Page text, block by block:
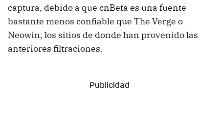
captura, debido a que cnBeta es una fuente
bastante menos confiable que The Verge o
Neowin, los sitios de donde han provenido las
anteriores filtraciones.